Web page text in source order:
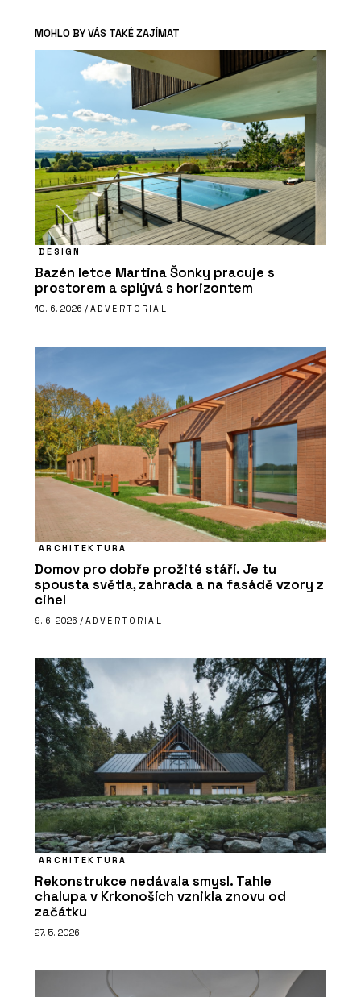
MOHLO BY VÁS TAKÉ ZAJÍMAT
DESIGN
Bazén letce Martina Šonky pracuje s
prostorem a splývá s horizontem
10. 6. 2026 / ADVERTORIAL
ARCHITEKTURA
Domov pro dobře prožité stáří. Je tu
spousta světla, zahrada a na fasádě vzory z
cihel
9. 6. 2026 / ADVERTORIAL
ARCHITEKTURA
Rekonstrukce nedávala smysl. Tahle
chalupa v Krkonoších vznikla znovu od
začátku
27. 5. 2026